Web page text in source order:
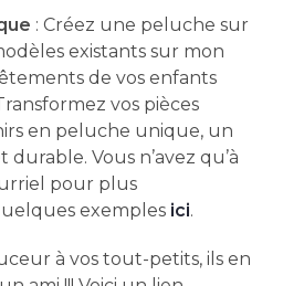
: Créez une peluche sur
existants sur mon
de vos enfants
vos pièces
en peluche unique, un
Vous n’avez qu’à
pour plus
exemples ici.
à vos tout-petits, ils en